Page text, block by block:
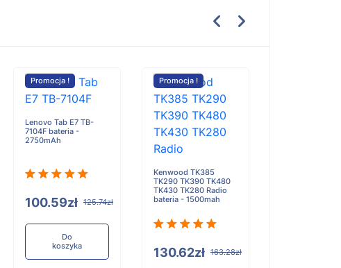
Promocja !
Lenovo Tab E7 TB-
7104F bateria -
2750mAh
100.59zł 125.74zł
Do
koszyka
Promocja !
Kenwood TK385
TK290 TK390 TK480
TK430 TK280 Radio
bateria - 1500mah
130.62zł 163.28zł